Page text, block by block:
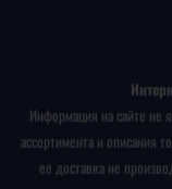
Информация на сайте не
ассортимента и описания
ее доставка не